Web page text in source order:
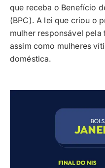
que receba o Benefício
(BPC). A lei que criou o
mulher responsável
assim como mulheres
doméstica.